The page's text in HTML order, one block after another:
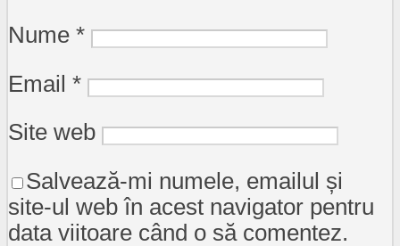
Nume *
Email *
Site web
Salvează-mi numele, emailul și
site-ul web în acest navigator pentru
data viitoare când o să comentez.